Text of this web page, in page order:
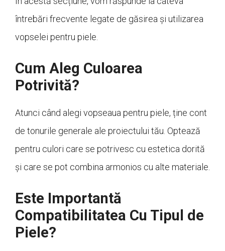
întrebări frecvente legate de găsirea și utilizarea
vopselei pentru piele.
Cum Aleg Culoarea
Potrivită?
Atunci când alegi vopseaua pentru piele, ține cont
de tonurile generale ale proiectului tău. Optează
pentru culori care se potrivesc cu estetica dorită
și care se pot combina armonios cu alte materiale.
Este Importantă
Compatibilitatea Cu Tipul de
Piele?